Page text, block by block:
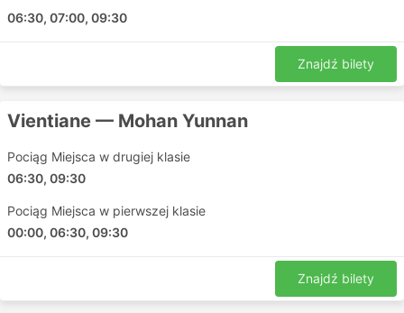
06:30, 07:00, 09:30
Znajdź bilety
Vientiane — Mohan Yunnan
Pociąg Miejsca w drugiej klasie
06:30, 09:30
Pociąg Miejsca w pierwszej klasie
00:00, 06:30, 09:30
Znajdź bilety